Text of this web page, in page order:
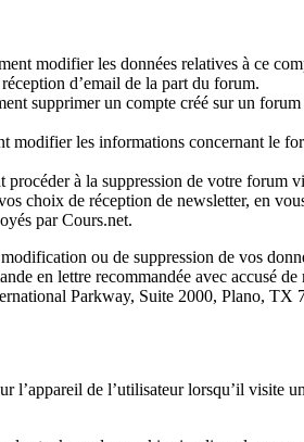
modifier les données relatives à ce
d’email de la part du forum.
supprimer un compte créé sur un
les informations concernant le
à la suppression de votre forum
choix de réception de newsletter, en
par Cours.net.
ou de suppression de vos
en lettre recommandée avec accusé
Parkway, Suite 2000, Plano, TX
de l’utilisateur lorsqu’il visite